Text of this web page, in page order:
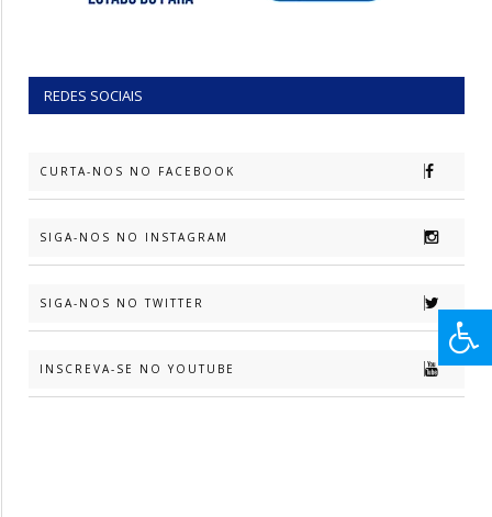
REDES SOCIAIS
CURTA-NOS NO FACEBOOK
SIGA-NOS NO INSTAGRAM
SIGA-NOS NO TWITTER
INSCREVA-SE NO YOUTUBE